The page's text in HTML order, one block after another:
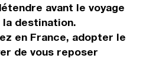
avant le voyage
destination.
en France, adopter le
de vous reposer